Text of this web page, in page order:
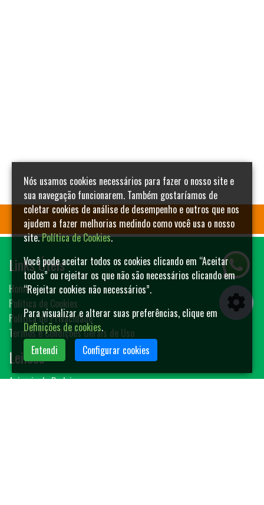
Links Úteis
Home
Política de Cookies
Política de Privacidade
Termos e Condições Gerais de Uso
Leilões
Animais de Rodeio
Nós usamos cookies necessários para fazer o nosso site e
sua navegação funcionarem. Também gostaríamos de
coletar cookies de análise de desempenho e outros que nos
ajudem a fazer melhorias medindo como você usa o nosso
site.Política de Cookies.
Você pode aceitar todos os cookies clicando em “Aceitar
todos” ou rejeitar os que não são necessários clicando em
“Rejeitar cookies não necessários”.
Para visualizar e alterar suas preferências, clique em
Definições de cookies.
Entendi
Configurar cookies